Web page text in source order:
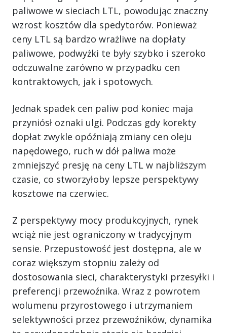
paliwowe w sieciach LTL, powodując znaczny
wzrost kosztów dla spedytorów. Ponieważ
ceny LTL są bardzo wrażliwe na dopłaty
paliwowe, podwyżki te były szybko i szeroko
odczuwalne zarówno w przypadku cen
kontraktowych, jak i spotowych.
Jednak spadek cen paliw pod koniec maja
przyniósł oznaki ulgi. Podczas gdy korekty
dopłat zwykle opóźniają zmiany cen oleju
napędowego, ruch w dół paliwa może
zmniejszyć presję na ceny LTL w najbliższym
czasie, co stworzyłoby lepsze perspektywy
kosztowe na czerwiec.
Z perspektywy mocy produkcyjnych, rynek
wciąż nie jest ograniczony w tradycyjnym
sensie. Przepustowość jest dostępna, ale w
coraz większym stopniu zależy od
dostosowania sieci, charakterystyki przesyłki i
preferencji przewoźnika. Wraz z powrotem
wolumenu przyrostowego i utrzymaniem
selektywności przez przewoźników, dynamika